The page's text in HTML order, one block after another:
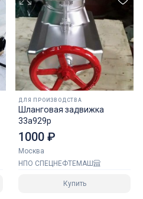
ДЛЯ ПРОИЗВОДСТВА
Шланговая задвижка
33а929р
1000 ₽
Москва
НПО СПЕЦНЕФТЕМАШ
Купить